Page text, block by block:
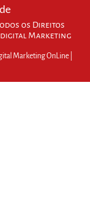
os Direitos
Marketing
Marketing OnLine |